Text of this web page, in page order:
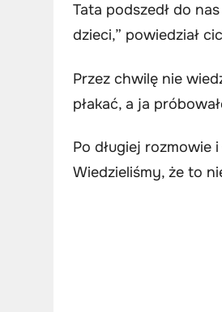
Tata podszedł do
dzieci,” powiedział
Przez chwilę nie
płakać, a ja
Po długiej rozmowie
Wiedzieliśmy, że to